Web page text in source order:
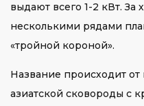
выдают всего 1-2 кВт. За
несколькими рядами
«тройной короной».
Название происходит
азиатской сковороды с